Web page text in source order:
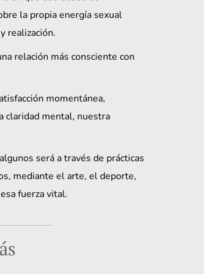
la propia energía sexual
realización.
relación más consciente con
momentánea,
claridad mental, nuestra
será a través de prácticas
mediante el arte, el deporte,
fuerza vital.